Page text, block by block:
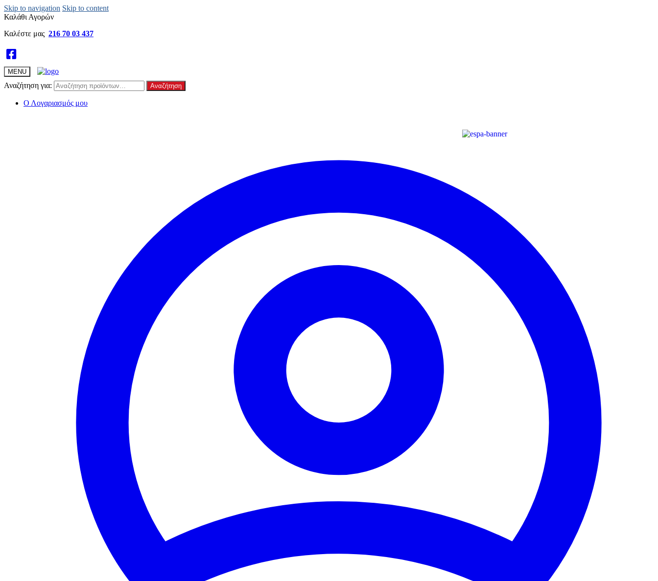
Skip to navigation Skip to content
Καλάθι Αγορών
Καλέστε μας 216 70 03 437
MENU
Αναζήτηση για: Αναζήτηση
Ο Λογαριασμός μου